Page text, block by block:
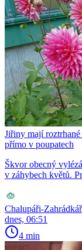
Jiřiny mají
přímo v poupatech
Škvor obecný
v záhybech květů.
Chalupáři-
dnes, 06:51
4 min